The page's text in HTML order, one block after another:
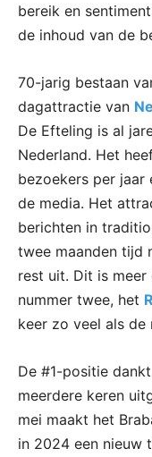
bereik en
de inhoud van de
70-jarig bestaan
dagattractie van
De Efteling is al
Nederland. Het
bezoekers per jaar
de media. Het
berichten in
twee maanden tijd
rest uit. Dit is
nummer twee, het
keer zo veel als de
De #1-positie
meerdere keren
mei maakt het
in 2024 een nieuw